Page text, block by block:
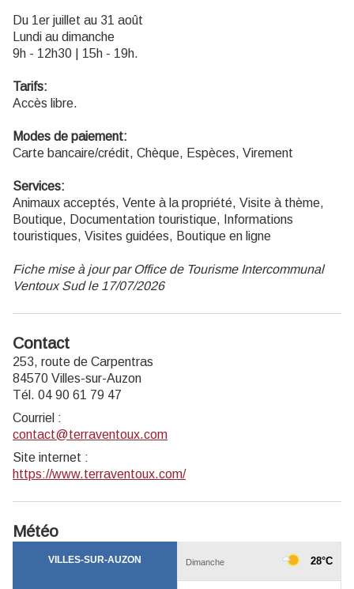
Du 1er juillet au 31 août
Lundi au dimanche
9h - 12h30 | 15h - 19h.
Tarifs:
Accès libre.
Modes de paiement:
Carte bancaire/crédit, Chèque, Espèces, Virement
Services:
Animaux acceptés, Vente à la propriété, Visite à thème,
Boutique, Documentation touristique, Informations
touristiques, Visites guidées, Boutique en ligne
Fiche mise à jour par Office de Tourisme Intercommunal
Ventoux Sud le 17/07/2026
Contact
253, route de Carpentras
84570 Villes-sur-Auzon
Tél. 04 90 61 79 47
Courriel :
contact@terraventoux.com
Site internet :
https://www.terraventoux.com/
Météo